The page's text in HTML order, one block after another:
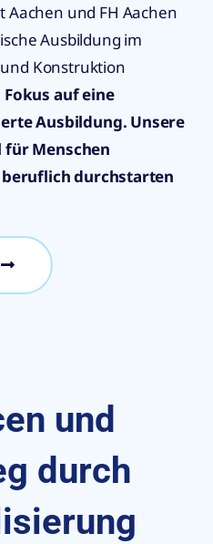
und FH Aachen
Ausbildung im
Konstruktion
Fokus auf eine
Ausbildung. Unsere
für Menschen
durchstarten
und
durch